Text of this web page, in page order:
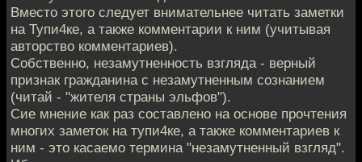
Вместо этого следует внимательнее читать заметки
на Тупи4ке, а также комментарии к ним (учитывая
авторство комментариев).
Собственно, незамутненность взгляда - верный
признак гражданина с незамутненным сознанием
(читай - "жителя страны эльфов").
Сие мнение как раз составлено на основе прочтения
многих заметок на тупи4ке, а также комментариев к
ним - это касаемо термина "незамутненный взгляд".